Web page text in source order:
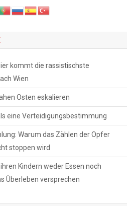
kommt die rassistischste
Wien
Osten eskalieren
eine Verteidigungsbestimmung
Warum das Zählen der Opfer
stoppen wird
Kindern weder Essen noch
Überleben versprechen